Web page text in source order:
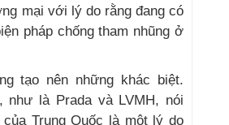
mại với lý do rằng đang có
pháp chống tham nhũng ở
tạo nên những khác biệt.
như là Prada và LVMH, nói
Trung Quốc là một lý do